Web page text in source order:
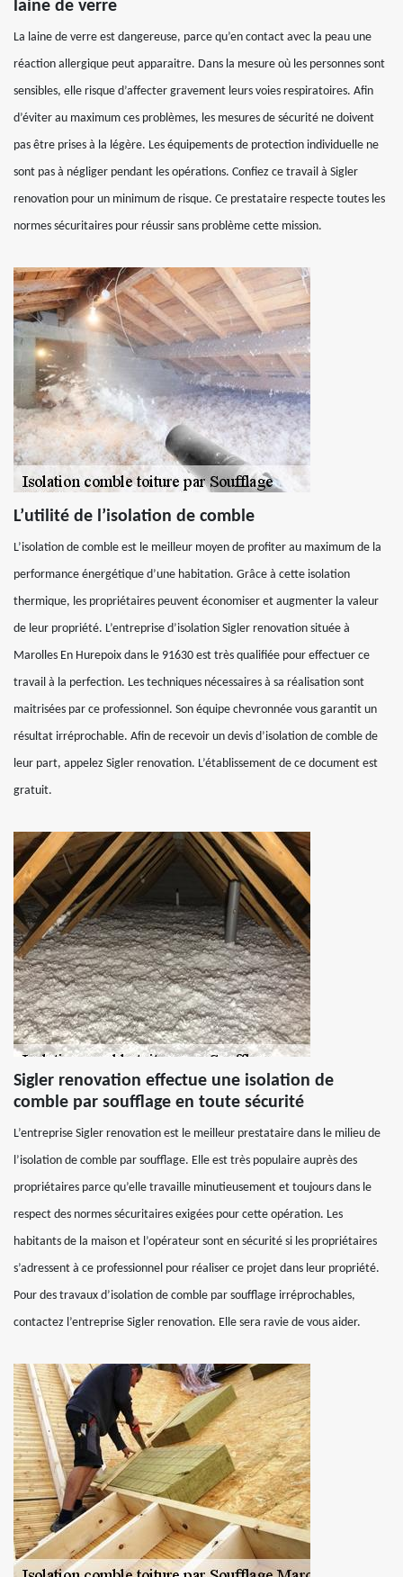
laine de verre
La laine de verre est dangereuse, parce qu’en contact avec la peau une
réaction allergique peut apparaitre. Dans la mesure où les personnes sont
sensibles, elle risque d’affecter gravement leurs voies respiratoires. Afin
d’éviter au maximum ces problèmes, les mesures de sécurité ne doivent
pas être prises à la légère. Les équipements de protection individuelle ne
sont pas à négliger pendant les opérations. Confiez ce travail à Sigler
renovation pour un minimum de risque. Ce prestataire respecte toutes les
normes sécuritaires pour réussir sans problème cette mission.
L’utilité de l’isolation de comble
L’isolation de comble est le meilleur moyen de profiter au maximum de la
performance énergétique d’une habitation. Grâce à cette isolation
thermique, les propriétaires peuvent économiser et augmenter la valeur
de leur propriété. L’entreprise d’isolation Sigler renovation située à
Marolles En Hurepoix dans le 91630 est très qualifiée pour effectuer ce
travail à la perfection. Les techniques nécessaires à sa réalisation sont
maitrisées par ce professionnel. Son équipe chevronnée vous garantit un
résultat irréprochable. Afin de recevoir un devis d’isolation de comble de
leur part, appelez Sigler renovation. L’établissement de ce document est
gratuit.
Sigler renovation effectue une isolation de
comble par soufflage en toute sécurité
L’entreprise Sigler renovation est le meilleur prestataire dans le milieu de
l’isolation de comble par soufflage. Elle est très populaire auprès des
propriétaires parce qu’elle travaille minutieusement et toujours dans le
respect des normes sécuritaires exigées pour cette opération. Les
habitants de la maison et l’opérateur sont en sécurité si les propriétaires
s’adressent à ce professionnel pour réaliser ce projet dans leur propriété.
Pour des travaux d’isolation de comble par soufflage irréprochables,
contactez l’entreprise Sigler renovation. Elle sera ravie de vous aider.